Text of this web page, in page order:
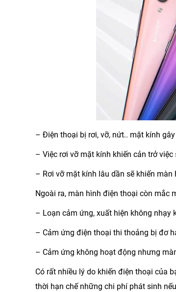
– Điện thoại bị rơi, vỡ, nứt.. mặt kính
– Việc rơi vỡ mặt kính khiến cản trở
– Rơi vỡ mặt kính lâu dần sẽ khiến
Ngoài ra, màn hình điện thoại còn mắc
– Loạn cảm ứng, xuất hiện không nhạy
– Cảm ứng điện thoại thi thoảng bị đơ
– Cảm ứng không hoạt động nhưng
Có rất nhiều lý do khiến điện thoại của
thời hạn chế những chi phí phát sinh